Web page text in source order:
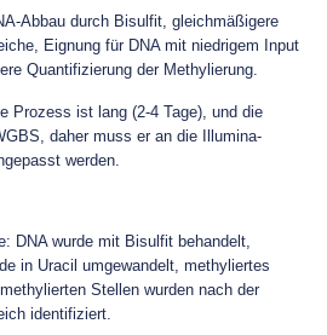
Abbau durch Bisulfit, gleichmäßigere
Eignung für DNA mit niedrigem Input
Quantifizierung der Methylierung.
Prozess ist lang (2-4 Tage), und die
daher muss er an die Illumina-
werden.
DNA wurde mit Bisulfit behandelt,
in Uracil umgewandelt, methyliertes
Stellen wurden nach der
identifiziert.